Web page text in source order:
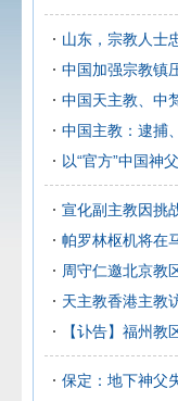
山东，宗教人士
中国加强宗教镇
中国天主教、中
中国主教：逮捕
以“官方”中国神
宣化副主教因挑
帕罗林枢机将在
周守仁邀北京教
天主教香港主教
【讣告】福州教
保定：地下神父